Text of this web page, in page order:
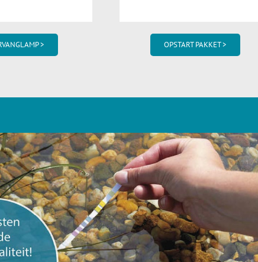
> OPSTART PAKKET >